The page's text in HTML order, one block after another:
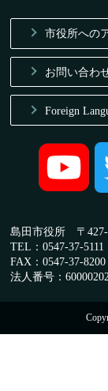
市役所への
お問い合わ
Foreign
島田市役所 〒
TEL：0547-37-5111
FAX：0547-37-
法人番号：